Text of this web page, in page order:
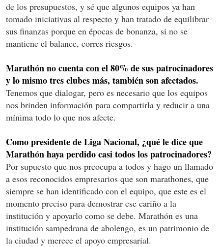
de los presupuestos, y sé que algunos equipos ya han
tomado iniciativas al respecto y han tratado de equilibrar
sus finanzas porque en épocas de bonanza, si no se
mantiene el balance, corres riesgos.
Marathón no cuenta con el 80% de sus patrocinadores
y lo mismo tres clubes más, también son afectados.
Tenemos que dialogar, pero es necesario que los equipos
nos brinden información para compartirla y reducir a una
mínima todo lo que nos afecte.
Como presidente de Liga Nacional, ¿qué le dice que
Marathón haya perdido casi todos los patrocinadores?
Por supuesto que nos preocupa a todos y hago un llamado
a esos reconocidos empresarios que son marathones, que
siempre se han identificado con el equipo, que este es el
momento preciso para demostrar ese cariño a la
institución y apoyarlo como se debe. Marathón es una
institución sampedrana de abolengo, es un patrimonio de
la ciudad y merece el apoyo empresarial.